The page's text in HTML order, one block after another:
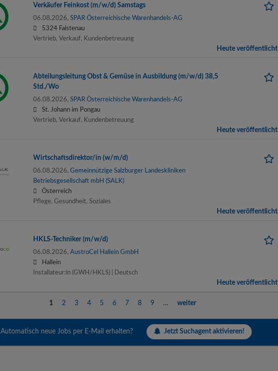
Verkäufer Feinkost (m/w/d) Samstags
06.08.2026, SPAR Österreichische Warenhandels-AG
5324 Faistenau
Vertrieb, Verkauf, Kundenbetreuung
Heute veröffentlicht
Abteilungsleitung Obst & Gemüse in Ausbildung (m/w/d) 38,5
Std./Wo
06.08.2026, SPAR Österreichische Warenhandels-AG
St. Johann im Pongau
Vertrieb, Verkauf, Kundenbetreuung
Heute veröffentlicht
Wirtschaftsdirektor/in (w/m/d)
06.08.2026, Gemeinnützige Salzburger Landeskliniken
Betriebsgesellschaft mbH (SALK)
Österreich
Pflege, Gesundheit, Soziales
Heute veröffentlicht
HKLS-Techniker (m/w/d)
06.08.2026, AustroCel Hallein GmbH
Hallein
Installateur:in (GWH/HKLS) | Deutsch
Heute veröffentlicht
1 2 3 4 5 6 7 8 9 … weiter
Automatisch neue Jobs per E-Mail erhalten? Jetzt Suchagent aktivieren!